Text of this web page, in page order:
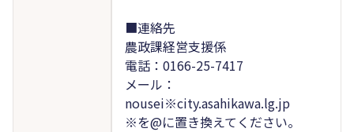
■連絡先
農政課経営支援係
電話：0166-25-7417
メール：
nousei※city.asahikawa.lg.jp
※を@に置き換えてください。